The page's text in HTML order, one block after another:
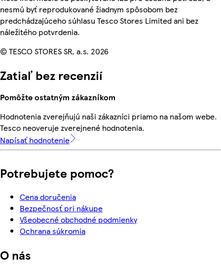
nesmú byť reprodukované žiadnym spôsobom bez
predchádzajúceho súhlasu Tesco Stores Limited ani bez
náležitého potvrdenia.
© TESCO STORES SR, a.s. 2026
Zatiaľ bez recenzií
Pomôžte ostatným zákazníkom
Hodnotenia zverejňujú naši zákazníci priamo na našom webe.
Tesco neoveruje zverejnené hodnotenia.
Napísať hodnotenie
Potrebujete pomoc?
Cena doručenia
Bezpečnosť pri nákupe
Všeobecné obchodné podmienky
Ochrana súkromia
O nás